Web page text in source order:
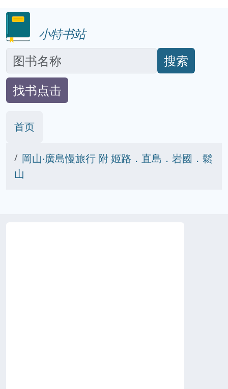
小特书站
搜索
找书点击
首页
岡山‧廣島慢旅行 附 姬路．直島．岩國．鬆
山